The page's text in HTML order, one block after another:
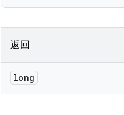
返回
long